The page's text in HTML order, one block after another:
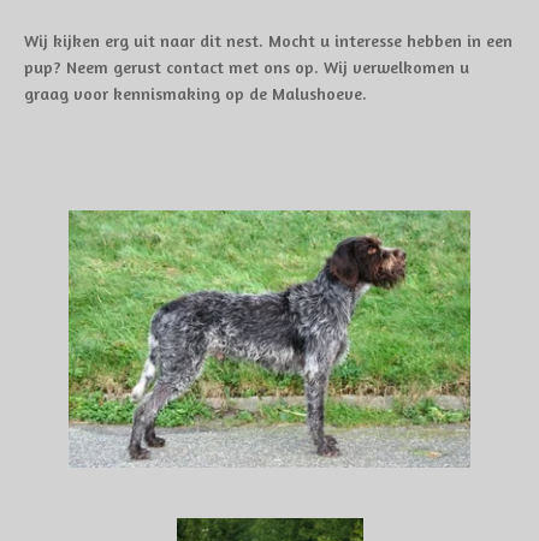
Wij kijken erg uit naar dit nest. Mocht u interesse hebben in een
pup? Neem gerust contact met ons op. Wij verwelkomen u
graag voor kennismaking op de Malushoeve.